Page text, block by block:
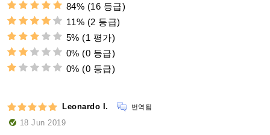
84% (16 등급)
11% (2 등급)
5% (1 평가)
0% (0 등급)
0% (0 등급)
Leonardo I. 번역됨
18 Jun 2019